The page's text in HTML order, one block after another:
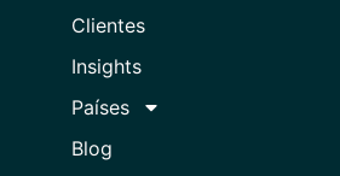
Clientes
Insights
Países
Blog